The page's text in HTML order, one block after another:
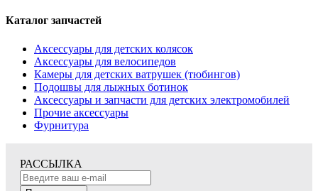
Каталог запчастей
Аксессуары для детских колясок
Аксессуары для велосипедов
Камеры для детских ватрушек (тюбингов)
Подошвы для лыжных ботинок
Аксессуары и запчасти для детских электромобилей
Прочие аксессуары
Фурнитура
РАССЫЛКА